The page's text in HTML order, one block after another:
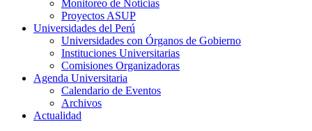
Monitoreo de Noticias
Proyectos ASUP
Universidades del Perú
Universidades con Órganos de Gobierno
Instituciones Universitarias
Comisiones Organizadoras
Agenda Universitaria
Calendario de Eventos
Archivos
Actualidad